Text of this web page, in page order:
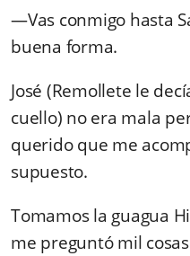
—Vas conmigo hasta
buena forma.
José (Remollete le
cuello) no era mala
querido que me
supuesto.
Tomamos la guagua
me preguntó mil